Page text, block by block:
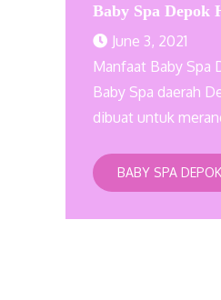
Baby Spa Depok
June 3, 2021
Manfaat Baby Spa
Baby Spa daerah
dibuat untuk
BABY SPA DEPOK